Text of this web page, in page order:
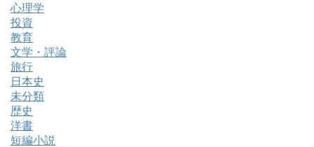
心理学
投資
教育
文学・評論
旅行
日本史
未分類
歴史
洋書
短編小説